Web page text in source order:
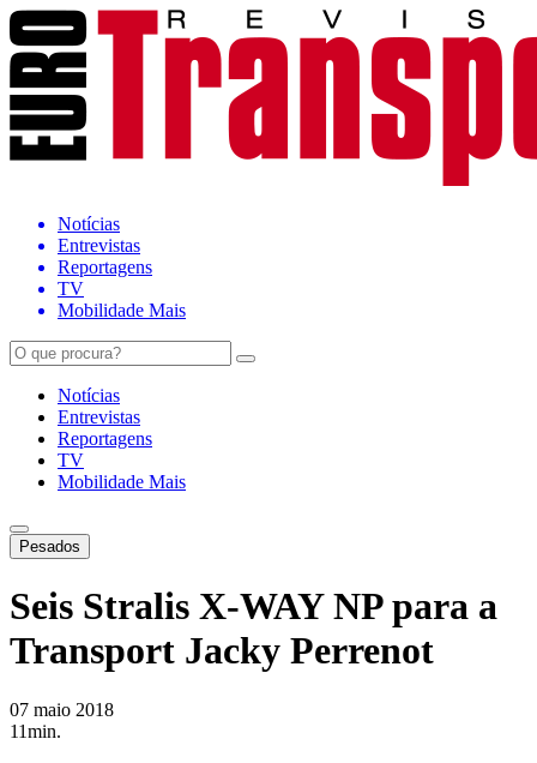
Notícias
Entrevistas
Reportagens
TV
Mobilidade Mais
Notícias
Entrevistas
Reportagens
TV
Mobilidade Mais
Pesados
Seis Stralis X-WAY NP para a
Transport Jacky Perrenot
07 maio 2018
11min.